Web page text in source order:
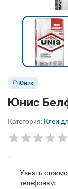
Юнис
Юнис
Категория: Клеи
Узнать
телефонам: